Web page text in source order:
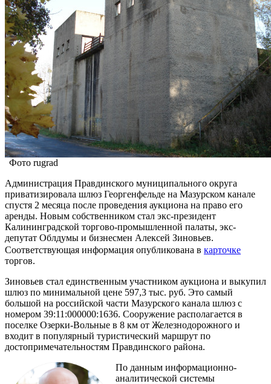
Фото rugrad
Администрация Правдинского муниципального округа
приватизировала шлюз Георгенфельде на Мазурском канале
спустя 2 месяца после проведения аукциона на право его
аренды. Новым собственником стал экс-президент
Калининградской торгово-промышленной палаты, экс-
депутат Облдумы и бизнесмен Алексей Зиновьев.
Соответствующая информация опубликована в карточке
торгов.
Зиновьев стал единственным участником аукциона и выкупил
шлюз по минимальной цене 597,3 тыс. руб. Это самый
большой на российской части Мазурского канала шлюз с
номером 39:11:000000:1636. Сооружение располагается в
поселке Озерки-Вольные в 8 км от Железнодорожного и
входит в популярный туристический маршрут по
достопримечательностям Правдинского района.
По данным информационно-
аналитической системы